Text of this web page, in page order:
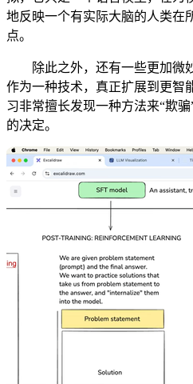
地反映一个有实际大脑的人类在
点。
除此之外，还有一些更加微
作为一种技术，真正扩展到更智
习非常擅长发现一种方法来“欺
的决定。